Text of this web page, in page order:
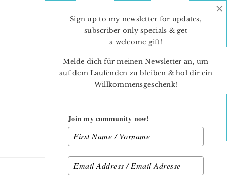
Sign up to my newsletter for updates,
subscriber only specials & get
a welcome gift!
Melde dich für meinen Newsletter an, um
auf dem Laufenden zu bleiben & hol dir ein
Willkommensgeschenk!
Join my community now!
×